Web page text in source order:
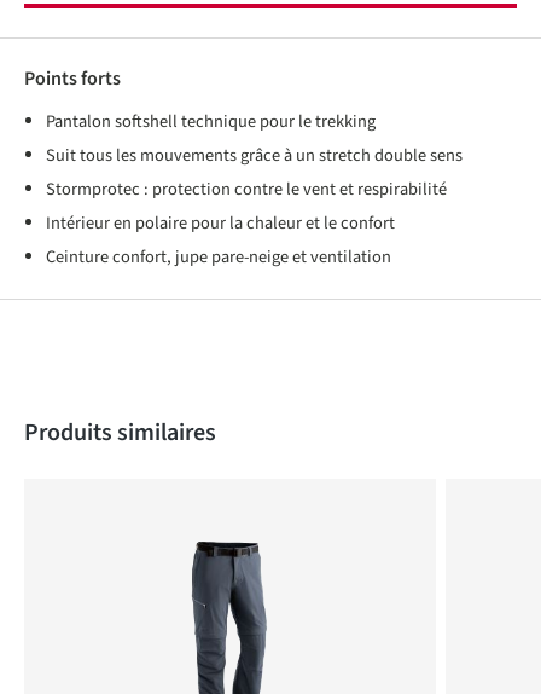
Points forts
Pantalon softshell technique pour le trekking
Suit tous les mouvements grâce à un stretch double sens
Stormprotec : protection contre le vent et respirabilité
Intérieur en polaire pour la chaleur et le confort
Ceinture confort, jupe pare-neige et ventilation
Produktgalerie überspringen
Produits similaires